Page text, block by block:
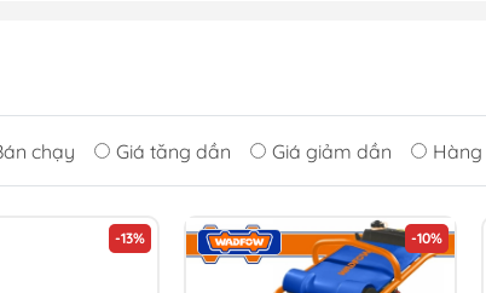
chạy Giá tăng dần Giá giảm dần
-13% -10%